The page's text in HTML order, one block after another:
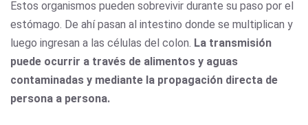
Estos organismos pueden sobrevivir durante su paso por el
estómago. De ahí pasan al intestino donde se multiplican y
luego ingresan a las células del colon. La transmisión
puede ocurrir a través de alimentos y aguas
contaminadas y mediante la propagación directa de
persona a persona.